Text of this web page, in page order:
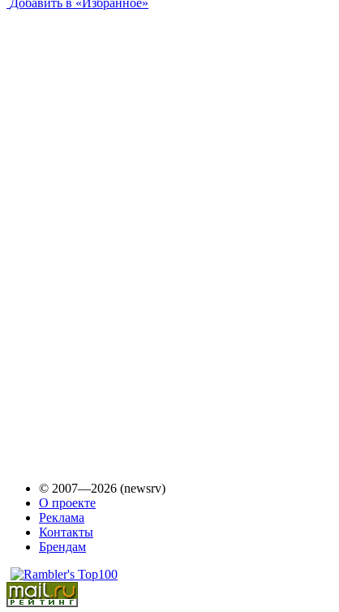
© 2007—2026 (newsrv)
О проекте
Реклама
Контакты
Брендам